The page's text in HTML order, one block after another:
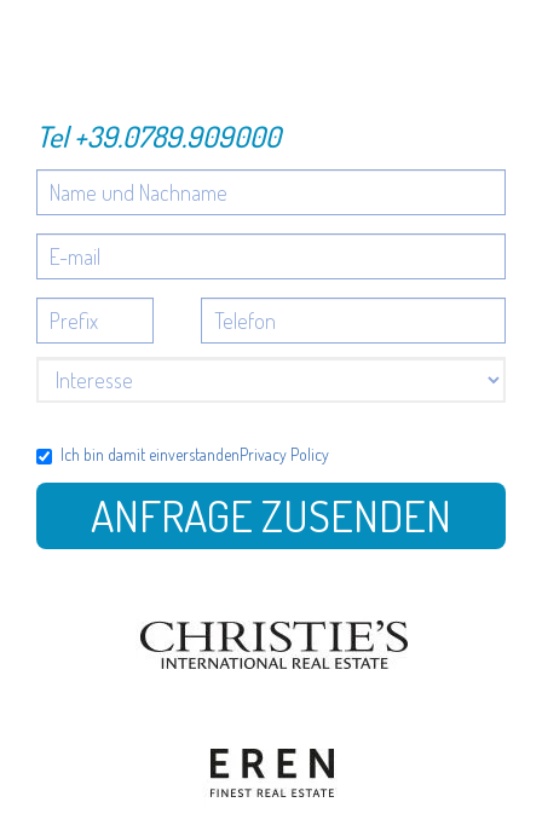
Tel+39.0789.909000
Ich bin damit einverstandenPrivacy Policy
ANFRAGE ZUSENDEN